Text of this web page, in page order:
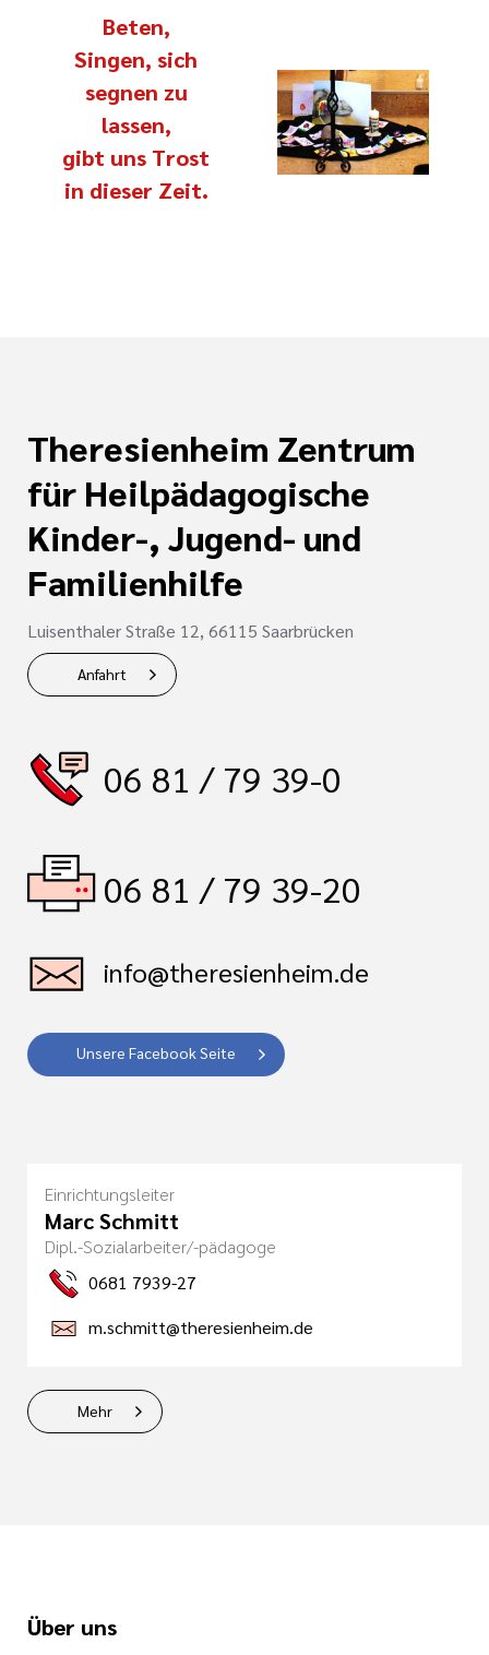
Beten,
Singen, sich
segnen zu
lassen,
gibt uns Trost
in dieser Zeit.
Theresienheim Zentrum
für Heilpädagogische
Kinder-, Jugend- und
Familienhilfe
Luisenthaler Straße 12, 66115 Saarbrücken
Anfahrt
06 81 / 79 39-0
06 81 / 79 39-20
info@theresienheim.de
Unsere Facebook Seite
Einrichtungsleiter
Marc Schmitt
Dipl.-Sozialarbeiter/-pädagoge
0681 7939-27
m.schmitt@theresienheim.de
Mehr
Über uns